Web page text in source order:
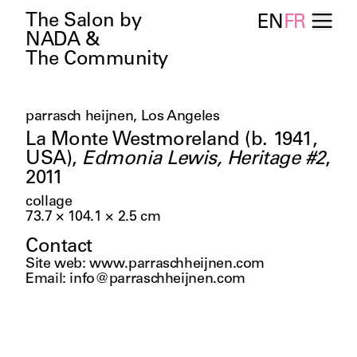
The Salon by
NADA &
The Community
ENFR
parrasch heijnen, Los Angeles
La Monte Westmoreland (b. 1941,
USA), Edmonia Lewis, Heritage #2,
2011
collage
73.7 × 104.1 × 2.5 cm
Contact
Site web:www.parraschheijnen.com
Email: info@parraschheijnen.com